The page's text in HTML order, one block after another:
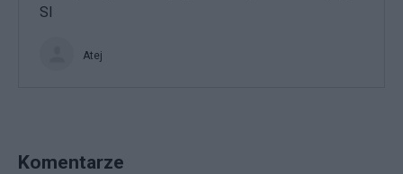
SI
Atej
Komentarze